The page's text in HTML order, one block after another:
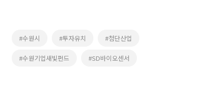
#수원시 #투자유치 #첨단산업
#수원기업새빛펀드 #SD바이오센서